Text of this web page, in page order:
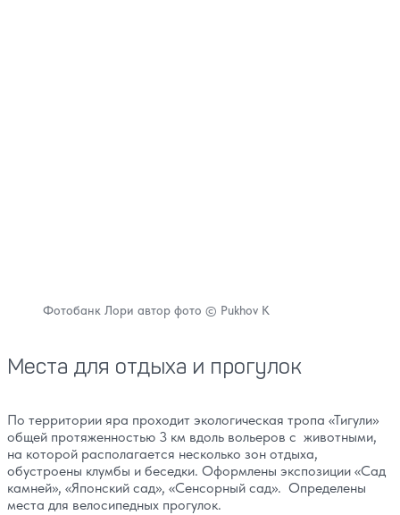
Фотобанк Лори автор фото © Pukhov K
Места для отдыха и прогулок
По территории яра проходит экологическая тропа «Тигули»
общей протяженностью 3 км вдоль вольеров с животными,
на которой располагается несколько зон отдыха,
обустроены клумбы и беседки. Оформлены экспозиции «Сад
камней», «Японский сад», «Сенсорный сад». Определены
места для велосипедных прогулок.